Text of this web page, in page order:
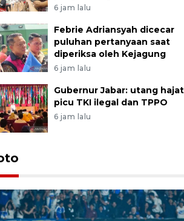
6 jam lalu
Febrie Adriansyah dicecar
puluhan pertanyaan saat
diperiksa oleh Kejagung
6 jam lalu
Gubernur Jabar: utang
picu TKI ilegal dan TPPO
6 jam lalu